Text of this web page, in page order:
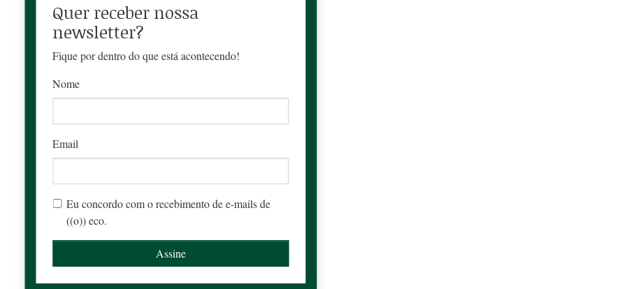
Quer receber nossa
newsletter?
Fique por dentro do que está acontecendo!
Nome
Email
Eu concordo com o recebimento de e-mails de
((o)) eco.